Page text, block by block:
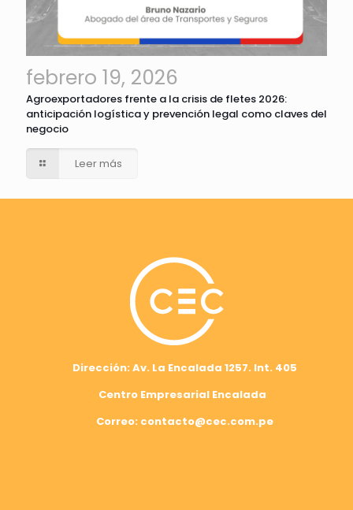
febrero 19, 2026
Agroexportadores frente a la crisis de fletes 2026:
anticipación logística y prevención legal como claves del
negocio
Leer más
Dirección: Av. La Encalada 1257. Int. 405
Centro Empresarial Encalada
Correo: contacto@cec.com.pe